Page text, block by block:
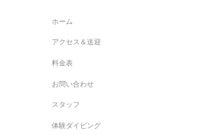
ホーム
アクセス＆送迎
料金表
お問い合わせ
スタッフ
体験ダイビング